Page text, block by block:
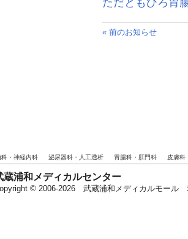
« 前のお知らせ
科・神経内科 泌尿器科・人工透析 胃腸科・肛門科 皮膚科
蔵浦和メディカルセンター
© 2006-2026 武蔵浦和メディカルモール